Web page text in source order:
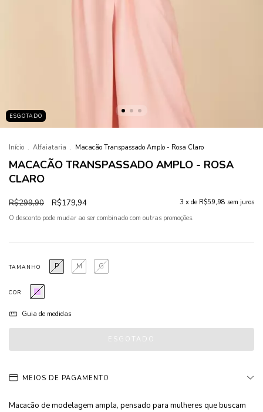
ESGOTADO
Início . Alfaiataria . Macacão Transpassado Amplo - Rosa Claro
MACACÃO TRANSPASSADO AMPLO - ROSA
CLARO
R$299,90 R$179,94 3 x de R$59,98 sem juros
O desconto pode mudar ao ser combinado com outras promoções.
TAMANHO P M G
COR
Guia de medidas
MEIOS DE PAGAMENTO
Macacão de modelagem ampla, pensado para mulheres que buscam